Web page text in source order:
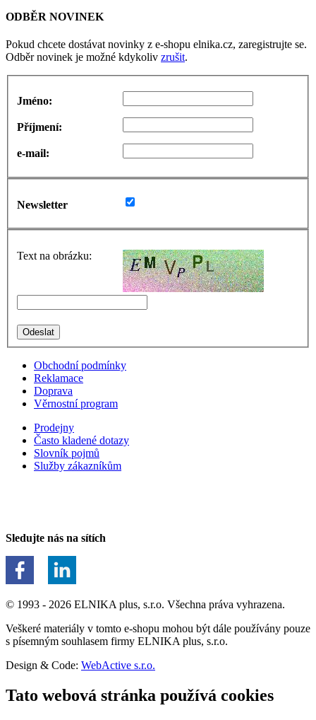
ODBĚR NOVINEK
Pokud chcete dostávat novinky z e-shopu elnika.cz, zaregistrujte se.
Odběr novinek je možné kdykoliv zrušit.
Jméno:
Příjmení:
e-mail:
Newsletter
Text na obrázku:
Obchodní podmínky
Reklamace
Doprava
Věrnostní program
Prodejny
Často kladené dotazy
Slovník pojmů
Služby zákazníkům
Sledujte nás na sítích
© 1993 - 2026 ELNIKA plus, s.r.o. Všechna práva vyhrazena.
Veškeré materiály v tomto e-shopu mohou být dále používány pouze
s písemným souhlasem firmy ELNIKA plus, s.r.o.
Design & Code: WebActive s.r.o.
Tato webová stránka používá cookies